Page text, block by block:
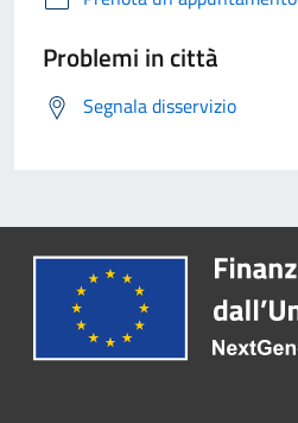
Problemi in città
Segnala disservizio